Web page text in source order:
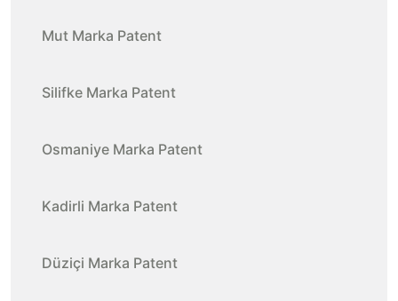
Mut Marka Patent
Silifke Marka Patent
Osmaniye Marka Patent
Kadirli Marka Patent
Düziçi Marka Patent